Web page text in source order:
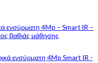
ενσύρματη 4Mp – Smart IR –
βαθιάς μάθησης